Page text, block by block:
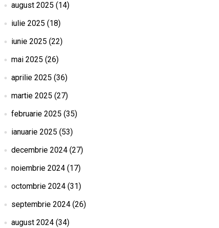
august 2025 (14)
iulie 2025 (18)
iunie 2025 (22)
mai 2025 (26)
aprilie 2025 (36)
martie 2025 (27)
februarie 2025 (35)
ianuarie 2025 (53)
decembrie 2024(27)
noiembrie 2024(17)
octombrie 2024(31)
septembrie 2024(26)
august 2024(34)